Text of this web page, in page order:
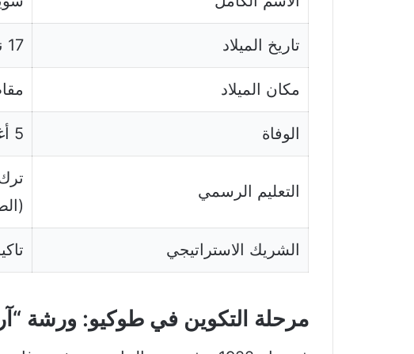
تاريخ الميلاد 17 نوفمبر 1906
مكان الميلاد
الوفاة 5 أغسطس 1991 (عن عمر 84 عاماً)
التعليم الرسمي
الشريك الاستراتيجي
مرحلة التكوين في طوكيو: ورشة